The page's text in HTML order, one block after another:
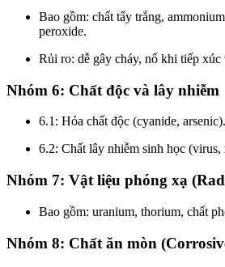
Bao gồm: chất tẩy trắng,
peroxide.
Rủi ro: dễ gây cháy, nổ khi tiếp xúc
Nhóm 6: Chất độc và lây nhiễm
6.1: Hóa chất độc (cyanide, arsenic).
6.2: Chất lây nhiễm sinh học (virus,
Nhóm 7: Vật liệu phóng xạ
Bao gồm: uranium, thorium, chất
Nhóm 8: Chất ăn mòn